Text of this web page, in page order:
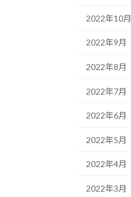
2022年10月
2022年9月
2022年8月
2022年7月
2022年6月
2022年5月
2022年4月
2022年3月